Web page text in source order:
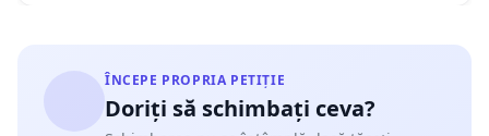
ÎNCEPE PROPRIA PETIȚIE
Doriți să schimbați ceva?